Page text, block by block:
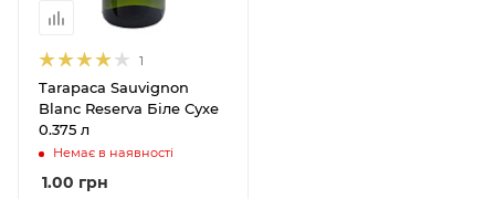
1
Tarapaca Sauvignon
Blanc Reserva Біле Сухе
0.375 л
Немає в наявності
1.00 грн